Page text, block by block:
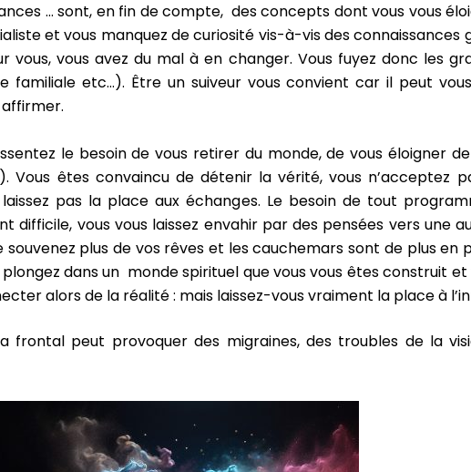
… sont, en fin de compte, des concepts dont vous vous
et vous manquez de curiosité vis-à-vis des connaissances
vous, vous avez du mal à en changer. Vous fuyez donc les
familiale etc…). Être un suiveur vous convient car il peut
le besoin de vous retirer du monde, de vous éloigner
Vous êtes convaincu de détenir la vérité, vous n’acceptez
laissez pas la place aux échanges. Le besoin de tout
difficile, vous vous laissez envahir par des pensées vers une
souvenez plus de vos rêves et les cauchemars sont de plus en
dans un monde spirituel que vous vous êtes construit et
alors de la réalité : mais laissez-vous vraiment la place à
frontal peut provoquer des migraines, des troubles de la